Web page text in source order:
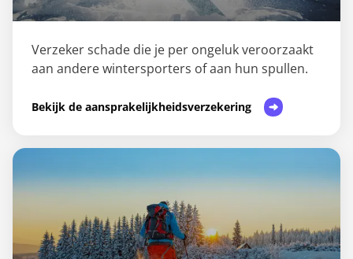
Verzeker schade die je per ongeluk veroorzaakt
aan andere wintersporters of aan hun spullen.
Bekijk de aansprakelijkheidsverzekering